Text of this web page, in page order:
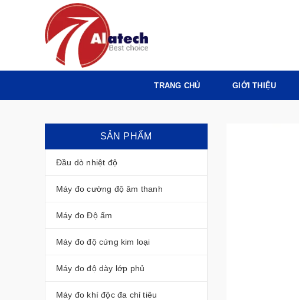
TRANG CHỦ GIỚI THIỆU
SẢN PHẨM
Đầu dò nhiệt độ
Máy đo cường độ âm thanh
Máy đo Độ ẩm
Máy đo độ cứng kim loại
Máy đo độ dày lớp phủ
Máy đo khí độc đa chỉ tiêu